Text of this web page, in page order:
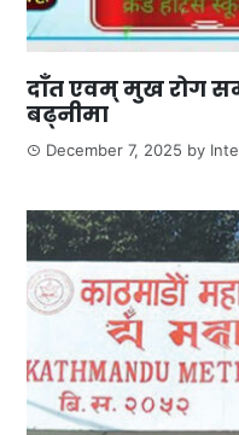
दाँत एवम् मुख रोग
बढ्नीमा
December 7, 2025 by